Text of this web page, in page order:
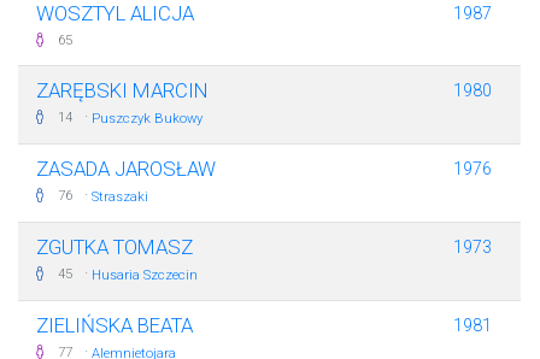
WOSZTYL ALICJA
65
1987
ZARĘBSKI MARCIN
14 · Puszczyk Bukowy
1980
ZASADA JAROSŁAW
76 · Straszaki
1976
ZGUTKA TOMASZ
45 · Husaria Szczecin
1973
ZIELIŃSKA BEATA
77 · Alemnietojara
1981